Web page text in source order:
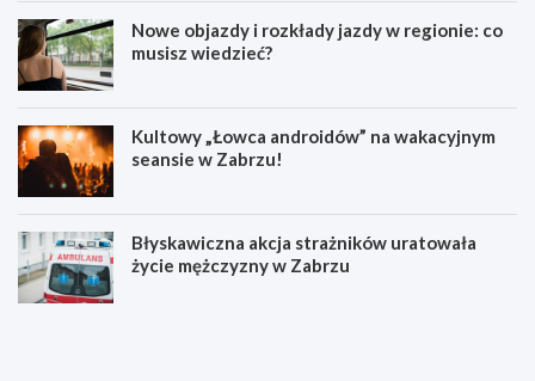
Nowe objazdy i rozkłady jazdy w regionie: co
musisz wiedzieć?
Kultowy „Łowca androidów” na wakacyjnym
seansie w Zabrzu!
Błyskawiczna akcja strażników uratowała
życie mężczyzny w Zabrzu
W
N